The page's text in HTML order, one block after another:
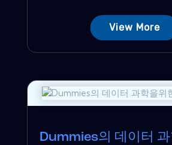
View More
Dummies의 데이터